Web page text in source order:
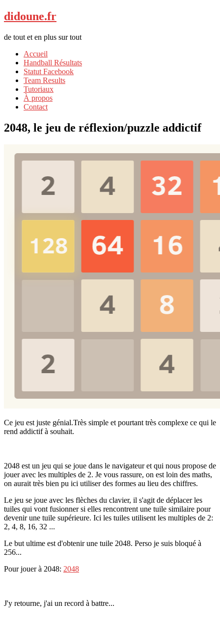
didoune.fr
de tout et en plus sur tout
Accueil
Handball Résultats
Statut Facebook
Team Results
Tutoriaux
À propos
Contact
2048, le jeu de réflexion/puzzle addictif
Ce jeu est juste génial.Très simple et pourtant très complexe ce qui le
rend addictif à souhait.
2048 est un jeu qui se joue dans le navigateur et qui nous propose de
jouer avec les multiples de 2. Je vous rassure, on est loin des maths,
on aurait très bien pu ici utiliser des formes au lieu des chiffres.
Le jeu se joue avec les flèches du clavier, il s'agit de déplacer les
tuiles qui vont fusionner si elles rencontrent une tuile similaire pour
devenir une tuile supérieure. Ici les tuiles utilisent les multiples de 2:
2, 4, 8, 16, 32 ...
Le but ultime est d'obtenir une tuile 2048. Perso je suis bloqué à
256...
Pour jouer à 2048: 2048
J'y retourne, j'ai un record à battre...